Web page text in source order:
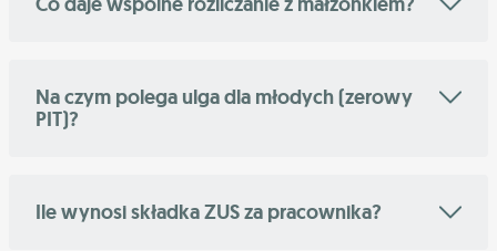
Na czym polega ulga dla młodych (zerowy
PIT)?
Ile wynosi składka ZUS za pracownika?